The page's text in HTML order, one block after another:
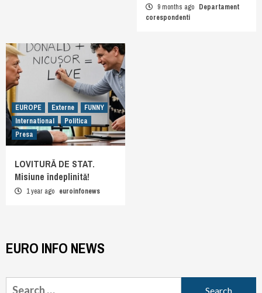
9 months ago Departament
corespondenti
EUROPE Externe
FUNNY
International
Politica
Presa
LOVITURĂ DE STAT.
Misiune îndeplinită!
1 year ago euroinfonews
EURO INFO NEWS
Search